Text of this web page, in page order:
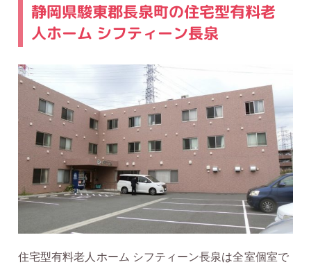
静岡県駿東郡長泉町の住宅型有料老
人ホーム シフティーン長泉
住宅型有料老人ホーム シフティーン長泉は全室個室で